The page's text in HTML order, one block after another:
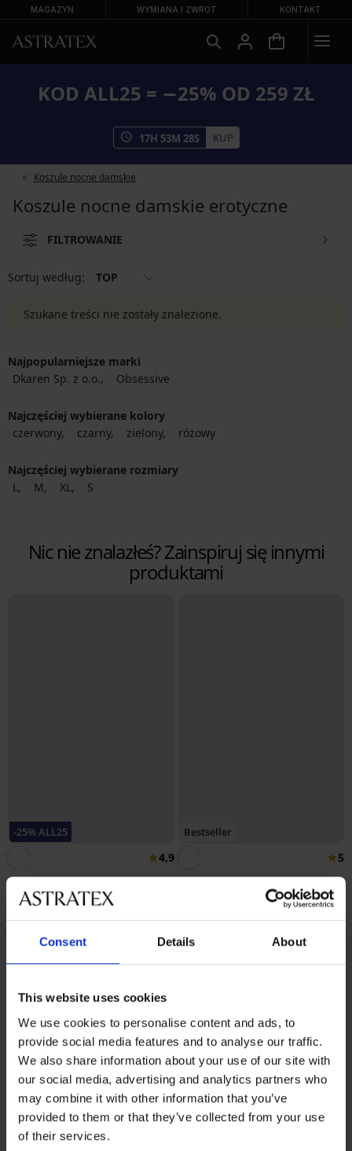
Consent Details About
This website uses cookies
We use cookies to personalise content and ads, to
provide social media features and to analyse our traffic.
We also share information about your use of our site with
our social media, advertising and analytics partners who
may combine it with other information that you’ve
provided to them or that they’ve collected from your use
of their services.
MAGAZYN WYMIANA I ZWROT KONTAKT
KOD ALL25 = −25% OD 259 ZŁ
17H 53M 28S KUP
Koszule nocne damskie
Koszule nocne damskie erotyczne
FILTROWANIE
Sortuj według: TOP
Szukane treści nie zostały znalezione.
Najpopularniejsze marki
Dkaren Sp. z o.o.
Obsessive
Najczęściej wybierane kolory
czerwony
czarny zielony różowy
Najczęściej wybierane rozmiary
L
M XL S
Nic nie znalazłeś? Zainspiruj się innymi
produktami
-25% ALL25
4,9
Biustonosz usztywniany Maia
139,49 zł kod: ALL25
Bestseller
5
Biustonosz usztywniany Push